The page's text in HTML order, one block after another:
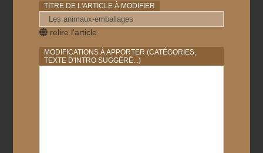
TITRE DE L'ARTICLE À MODIFIER
relire l'article
MODIFICATIONS À APPORTER (CATÉGORIES,
TEXTE D'INTRO SUGGÉRÉ...)